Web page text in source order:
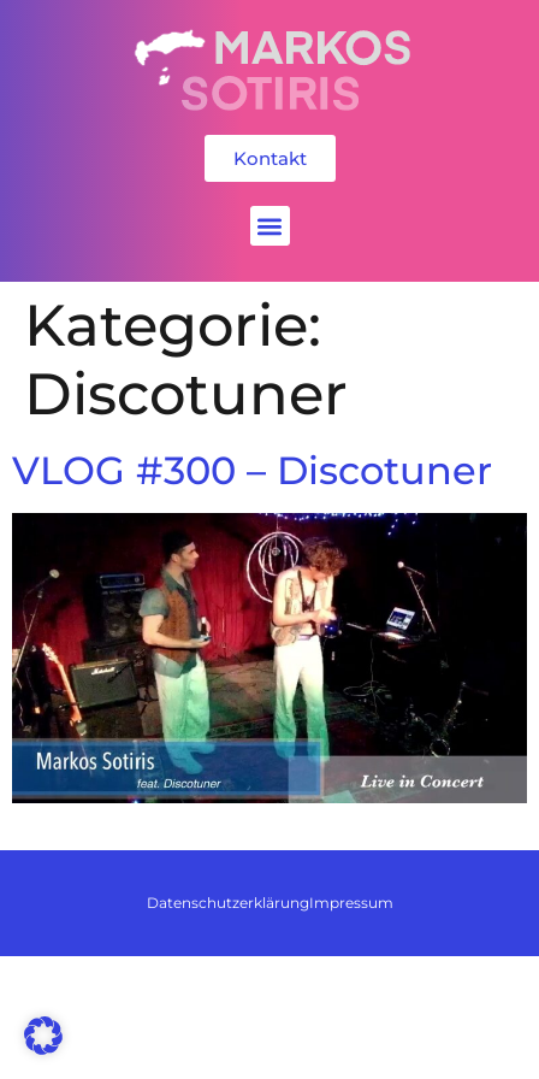
Kontakt
Kategorie:
Discotuner
VLOG #300 – Discotuner
DatenschutzerklärungImpressum